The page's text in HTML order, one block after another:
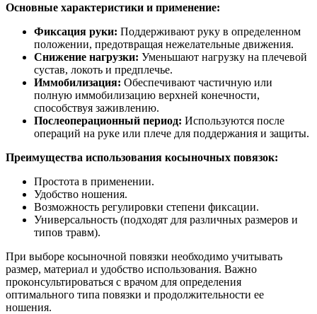
Основные характеристики и применение:
Фиксация руки: Поддерживают руку в определенном
положении, предотвращая нежелательные движения.
Снижение нагрузки: Уменьшают нагрузку на плечевой
сустав, локоть и предплечье.
Иммобилизация: Обеспечивают частичную или
полную иммобилизацию верхней конечности,
способствуя заживлению.
Послеоперационный период: Используются после
операций на руке или плече для поддержания и защиты.
Преимущества использования косыночных повязок:
Простота в применении.
Удобство ношения.
Возможность регулировки степени фиксации.
Универсальность (подходят для различных размеров и
типов травм).
При выборе косыночной повязки необходимо учитывать
размер, материал и удобство использования. Важно
проконсультироваться с врачом для определения
оптимального типа повязки и продолжительности ее
ношения.